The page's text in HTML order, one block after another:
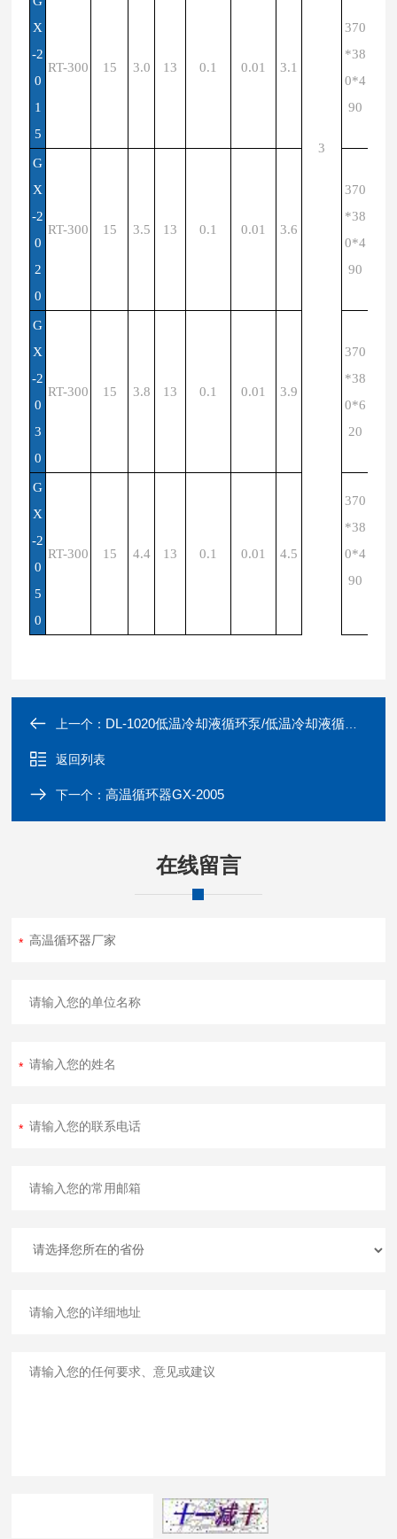
3
X
-2
0
1
5
RT-300 15 3.0 13 0.1 0.01 3.1
370
*38
0*4
90
G
X
-2
0
2
0
RT-300 15 3.5 13 0.1 0.01 3.6
370
*38
0*4
90
G
X
-2
0
3
0
RT-300 15 3.8 13 0.1 0.01 3.9
370
*38
0*6
20
G
X
-2
0
5
0
RT-300 15 4.4 13 0.1 0.01 4.5
370
*38
0*4
90
上一个： DL-1020低温冷却液循环泵/低温冷却液循环槽
返回列表
下一个：高温循环器GX-2005
在线留言